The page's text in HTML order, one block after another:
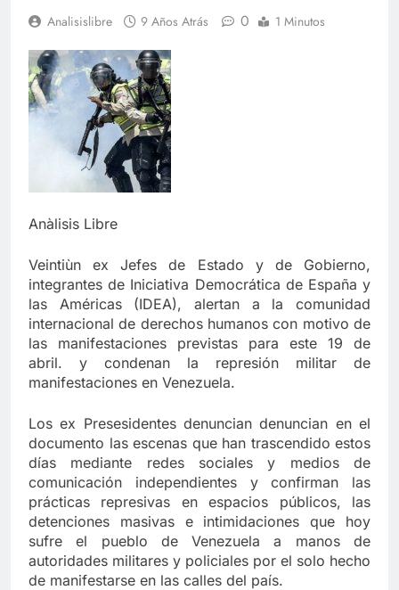
Analisislibre 9 Años Atrás 0 1 Minutos
Anàlisis Libre
Veintiùn ex Jefes de Estado y de Gobierno,
integrantes de Iniciativa Democrática de España y
las Américas (IDEA), alertan a la comunidad
internacional de derechos humanos con motivo de
las manifestaciones previstas para este 19 de
abril. y condenan la represión militar de
manifestaciones en Venezuela.
Los ex Presesidentes denuncian denuncian en el
documento las escenas que han trascendido estos
días mediante redes sociales y medios de
comunicación independientes y confirman las
prácticas represivas en espacios públicos, las
detenciones masivas e intimidaciones que hoy
sufre el pueblo de Venezuela a manos de
autoridades militares y policiales por el solo hecho
de manifestarse en las calles del país.